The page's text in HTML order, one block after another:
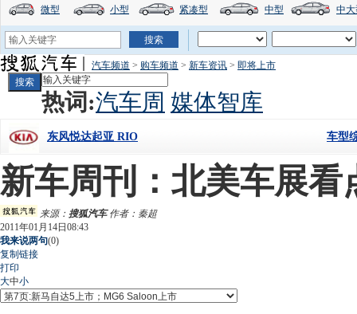
微型 小型 紧凑型 中型 中
汽车频道 > 购车频道 > 新车资讯 > 即将上市
热词:汽车周 媒体智库
车型
东风悦达起亚 RIO
新车周刊：北美车展
来源： 搜狐汽车作者：秦超
2011年01月14日08:43
我来说两句(0)
复制链接
打印
大中小